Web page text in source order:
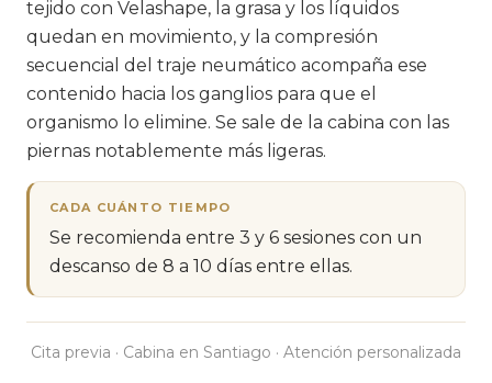
tejido con Velashape, la grasa y los líquidos
quedan en movimiento, y la compresión
secuencial del traje neumático acompaña ese
contenido hacia los ganglios para que el
organismo lo elimine. Se sale de la cabina con las
piernas notablemente más ligeras.
CADA CUÁNTO TIEMPO
Se recomienda entre 3 y 6 sesiones con un
descanso de 8 a 10 días entre ellas.
Cita previa · Cabina en Santiago · Atención personalizada